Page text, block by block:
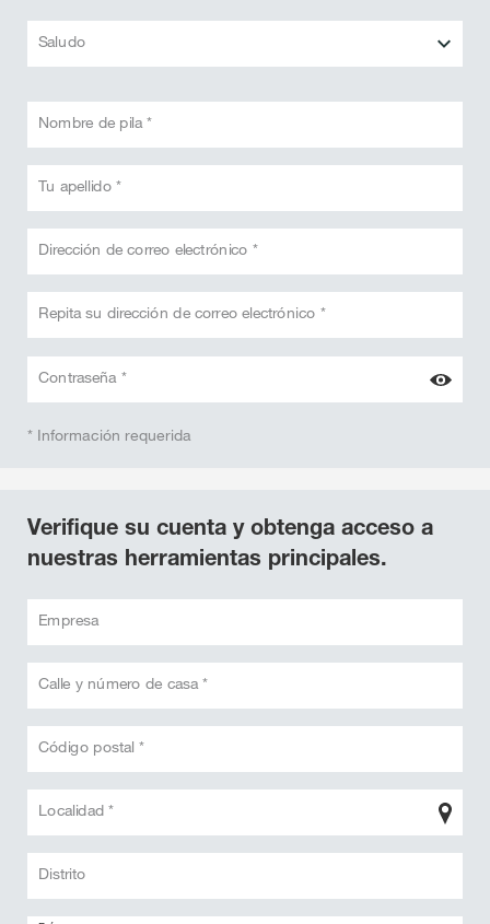
Saludo
Nombre de pila *
Tu apellido *
Dirección de correo electrónico *
Repita su dirección de correo electrónico *
Contraseña *
* Información requerida
Verifique su cuenta y obtenga acceso a
nuestras herramientas principales.
Empresa
Calle y número de casa *
Código postal *
Localidad *
Distrito